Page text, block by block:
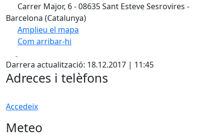
Carrer Major, 6 - 08635 Sant Esteve Sesrovires -
Barcelona (Catalunya)
Amplieu el mapa
Com arribar-hi
+
−
Darrera actualització: 18.12.2017 | 11:45
Adreces i telèfons
Accedeix
Meteo